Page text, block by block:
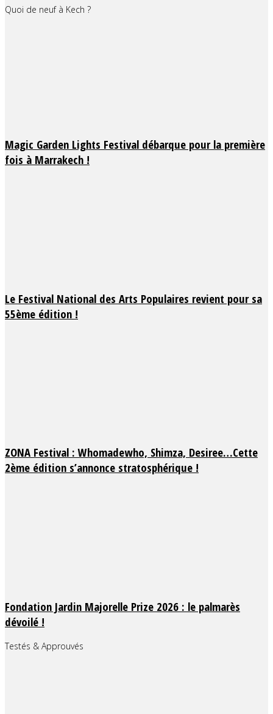
Quoi de neuf à Kech ?
Magic Garden Lights Festival débarque pour la première
fois à Marrakech !
Le Festival National des Arts Populaires revient pour sa
55ème édition !
ZONA Festival : Whomadewho, Shimza, Desiree…Cette
2ème édition s’annonce stratosphérique !
Fondation Jardin Majorelle Prize 2026 : le palmarès
dévoilé !
Testés & Approuvés